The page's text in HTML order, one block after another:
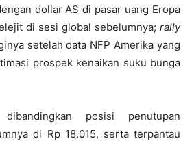
dollar AS di pasar uang Eropa
di sesi global sebelumnya; rally
setelah data NFP Amerika yang
prospek kenaikan suku bunga
posisi penutupan
di Rp 18.015, serta terpantau